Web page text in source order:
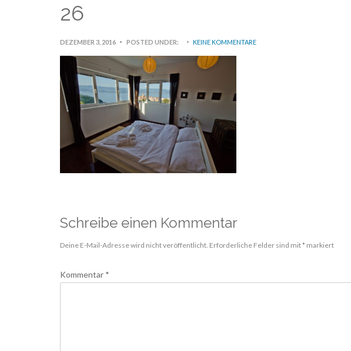
26
DEZEMBER 3, 2016 POSTED UNDER: KEINE KOMMENTARE
Schreibe einen Kommentar
Deine E-Mail-Adresse wird nicht veröffentlicht. Erforderliche Felder sind mit* markiert
Kommentar *